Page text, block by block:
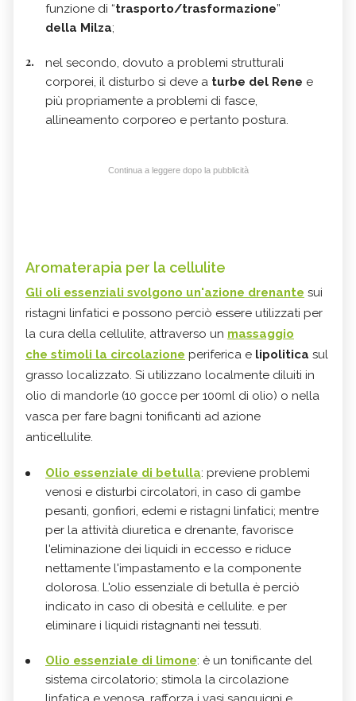
funzione di “trasporto/trasformazione”
della Milza;
nel secondo, dovuto a problemi strutturali
corporei, il disturbo si deve a turbe del Rene e
più propriamente a problemi di fasce,
allineamento corporeo e pertanto postura.
Continua a leggere dopo la pubblicità
Aromaterapia per la cellulite
Gli oli essenziali svolgono un'azione drenante sui
ristagni linfatici e possono perciò essere utilizzati per
la cura della cellulite, attraverso un massaggio
che stimoli la circolazione periferica e lipolitica sul
grasso localizzato. Si utilizzano localmente diluiti in
olio di mandorle (10 gocce per 100ml di olio) o nella
vasca per fare bagni tonificanti ad azione
anticellulite.
Olio essenziale di betulla: previene problemi
venosi e disturbi circolatori, in caso di gambe
pesanti, gonfiori, edemi e ristagni linfatici; mentre
per la attività diuretica e drenante, favorisce
l'eliminazione dei liquidi in eccesso e riduce
nettamente l'impastamento e la componente
dolorosa. L'olio essenziale di betulla è perciò
indicato in caso di obesità e cellulite. e per
eliminare i liquidi ristagnanti nei tessuti.
Olio essenziale di limone: è un tonificante del
sistema circolatorio; stimola la circolazione